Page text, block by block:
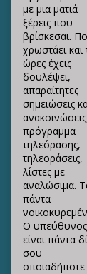
με μια ματιά
ξέρεις που
βρίσκεσαι.
χρωστάει και
ώρες έχεις
δουλέψει,
απαραίτητες
σημειώσεις
πρόγραμμα
τηλεόρασης,
τηλεοράσεις,
λίστες με
αναλώσιμα.
πάντα
Ο υπεύθυνος
είναι πάντα
σου
οποιαδήποτε